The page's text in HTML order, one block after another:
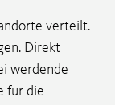
verteilt.
Direkt
werdende
für die